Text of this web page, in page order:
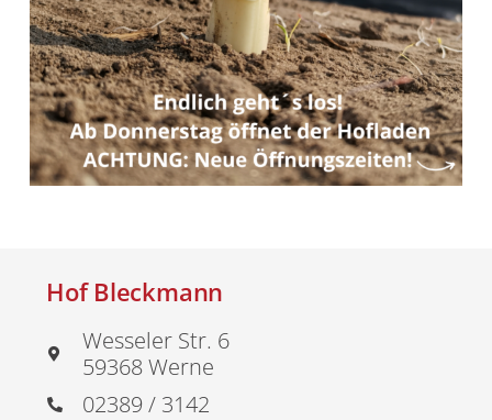
Hof Bleckmann
Wesseler Str. 6
59368 Werne
02389 / 3142